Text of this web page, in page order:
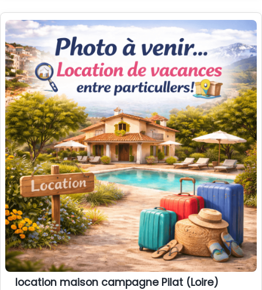
location maison campagne Pilat (Loire)